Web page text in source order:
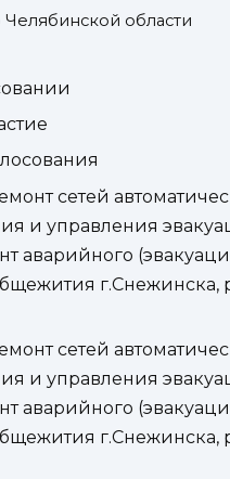
Челябинской области
сетей
и управления
аварийного
г.Снежинска,
сетей
и управления
аварийного
г.Снежинска,